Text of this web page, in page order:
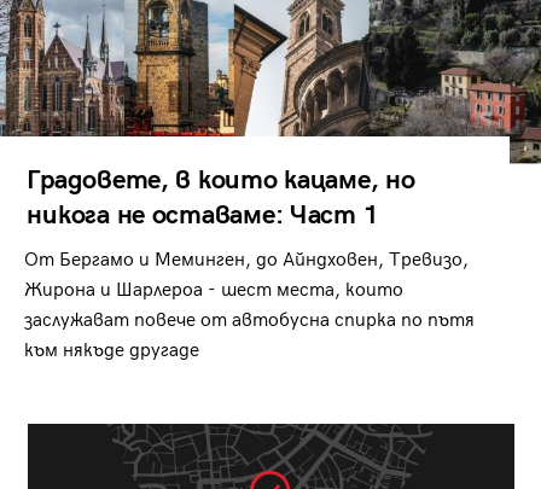
Градовете, в които кацаме, но
никога не оставаме: Част 1
От Бергамо и Меминген, до Айндховен, Тревизо,
Жирона и Шарлероа - шест места, които
заслужават повече от автобусна спирка по пътя
към някъде другаде